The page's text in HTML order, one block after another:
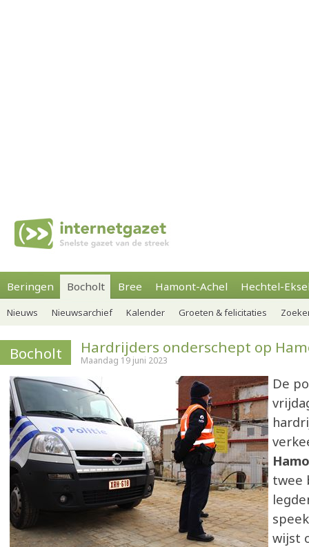
Beringen Bocholt Bree Hamont-Achel Hechtel-
Nieuws Nieuwsarchief Kalender Groeten & felicitaties
Bocholt Hardrijders onderschept op
Maandag 19 juni 2023
De
twee
wijst